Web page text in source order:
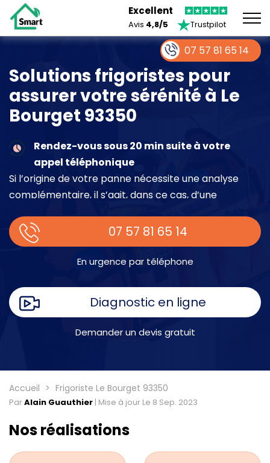
Excellent
Avis 4,8/5 Trustpilot
Solutions frigoristes pour
assurer votre sérénité à Le
Bourget 93350
Rendez-vous sous 20 min suite à votre
appel téléphonique
Si l’origine de votre panne nécessite une analyse
complémentaire, il s’agit, dans ce cas, d’une
place.
07 57 81 65 14
En urgence par téléphone
Diagnostic en ligne
Demander un devis gratuit
Accueil Frigoriste Le Bourget 93350
ParAlain Guauthier | Mise à jour Le 8 Sep. 2023
Nos réalisations
07 57 81 65 14